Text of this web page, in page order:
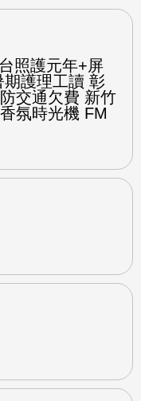
照護元年+屏
護理工讀 彰
交通欠費 新竹
氛時光機 FM